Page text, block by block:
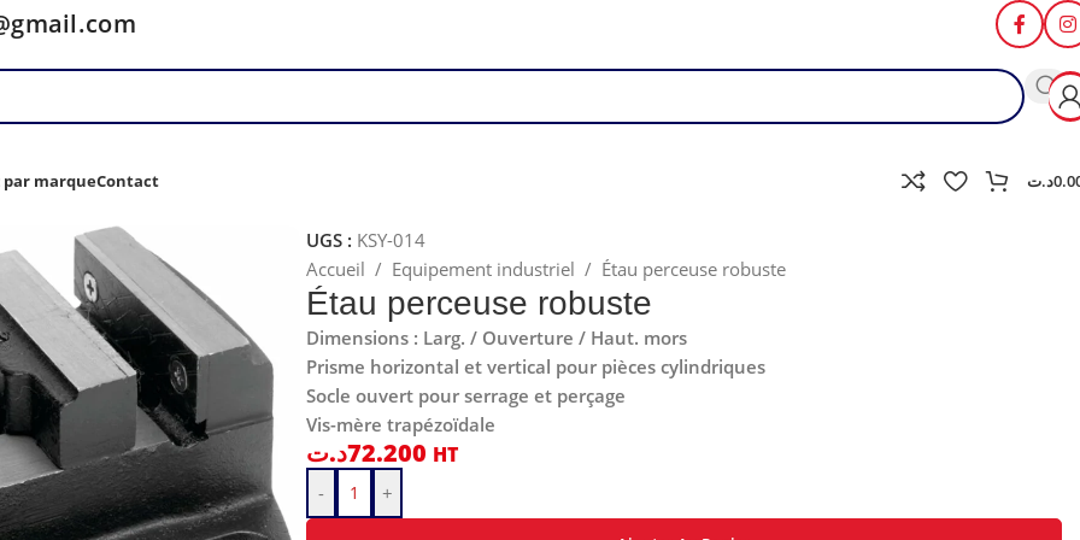
par marqueContact د.ت
UGS : KSY-014
Accueil / Equipement industriel / Étau perceuse robuste
Étau perceuse robuste
Dimensions : Larg. / Ouverture / Haut. mors
Prisme horizontal et vertical pour pièces cylindriques
Socle ouvert pour serrage et perçage
Vis-mère trapézoïdale
72.200د.ت HT
- +